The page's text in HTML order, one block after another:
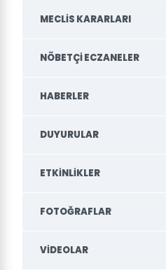
MECLIS KARARLARI
NÖBETÇI ECZANELER
HABERLER
DUYURULAR
ETKINLIKLER
FOTOĞRAFLAR
VIDEOLAR